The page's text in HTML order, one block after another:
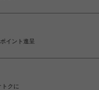
イント進呈
トクに